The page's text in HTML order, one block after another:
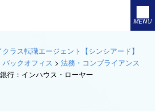
MENU
ラス転職エージェント【シンシアード】
バックオフィス > 法務・コンプライアンス
行：インハウス・ローヤー